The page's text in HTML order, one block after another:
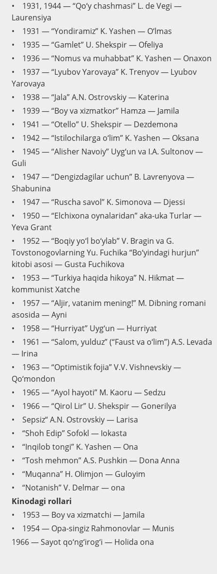
• 1931, 1944 — “Qo‘y chashmasi” L. de Vegi —
Laurensiya
• 1931 — “Yondiramiz” K. Yashen — O‘lmas
• 1935 — “Gamlet” U. Shekspir — Ofeliya
• 1936 — “Nomus va muhabbat” K. Yashen — Onaxon
• 1937 — “Lyubov Yarovaya” K. Trenyov — Lyubov
Yarovaya
• 1938 — “Jala” A.N. Ostrovskiy — Katerina
• 1939 — “Boy va xizmatkor” Hamza — Jamila
• 1941 — “Otello” U. Shekspir — Dezdemona
• 1942 — “Istilochilarga o‘lim” K. Yashen — Oksana
• 1945 — “Alisher Navoiy” Uyg‘un va I.A. Sultonov —
Guli
• 1947 — “Dengizdagilar uchun” B. Lavrenyova —
Shabunina
• 1947 — “Ruscha savol” K. Simonova — Djessi
• 1950 — “Elchixona oynalaridan” aka-uka Turlar —
Yeva Grant
• 1952 — “Boqiy yo‘l bo‘ylab” V. Bragin va G.
Tovstonogovlarning Yu. Fuchika “Bo‘yindagi hurjun”
kitobi asosi — Gusta Fuchikova
• 1953 — “Turkiya haqida hikoya” N. Hikmat —
kommunist Xatche
• 1957 — “Aljir, vatanim mening!” M. Dibning romani
asosida — Ayni
• 1958 — “Hurriyat” Uyg‘un — Hurriyat
• 1961 — “Salom, yulduz” (“Faust va o‘lim”) A.S. Levada
— Irina
• 1963 — “Optimistik fojia” V.V. Vishnevskiy —
Qo‘mondon
• 1965 — “Ayol hayoti” M. Kaoru — Sedzu
• 1966 — “Qirol Lir” U. Shekspir — Gonerilya
• Sepsiz“ A.N. Ostrovskiy — Larisa
• “Shoh Edip” Sofokl — Iokasta
• “Inqilob tongi” K. Yashen — Ona
• “Tosh mehmon” A.S. Pushkin — Dona Anna
• “Muqanna” H. Olimjon — Guloyim
• “Notanish” V. Delmar — ona
Kinodagi rollari
• 1953 — Boy va xizmatchi — Jamila
• 1954 — Opa-singiz Rahmonovlar — Munis
1966 — Sayot qo‘ng‘irog‘i — Holida ona